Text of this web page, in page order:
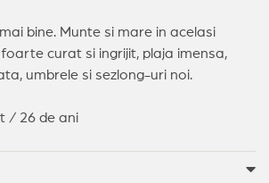
bine. Munte si mare in acelasi
curat si ingrijit, plaja imensa,
umbrele si sezlong-uri noi.
/ 26 de ani